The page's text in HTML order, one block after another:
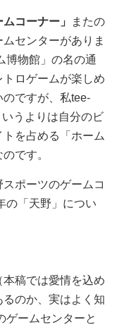
コーナー」
またの
ムセンターがありま
博物館」の名の通
ロゲームが楽しめ
ですが、私tee-
うよりは自分のビ
を占める「ホーム
です。
ポーツのゲームコ
の「天野」につい
本稿では愛情を込め
のか、実はよく知
ゲームセンターと